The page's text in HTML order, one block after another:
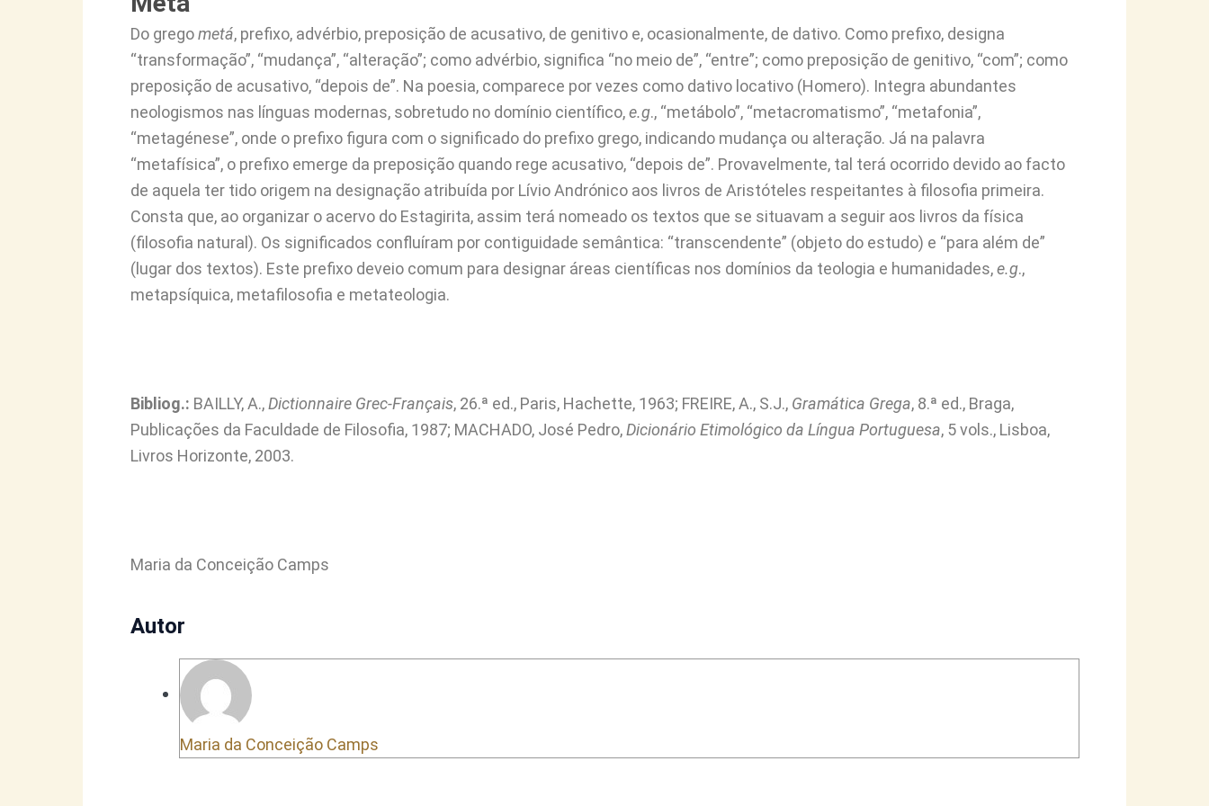
Do gregometá, prefixo, advérbio, preposição de acusativo, de genitivo e, ocasionalmente, de dativo. Como prefixo, designa
“transformação”, “mudança”, “alteração”; como advérbio, significa “no meio de”, “entre”; como preposição de genitivo, “com”; como
preposição de acusativo, “depois de”. Na poesia, comparece por vezes como dativo locativo (Homero). Integra abundantes
neologismos nas línguas modernas, sobretudo no domínio científico,e.g., “metábolo”, “metacromatismo”, “metafonia”,
“metagénese”, onde o prefixo figura com o significado do prefixo grego, indicando mudança ou alteração. Já na palavra
“metafísica”, o prefixo emerge da preposição quando rege acusativo, “depois de”. Provavelmente, tal terá ocorrido devido ao facto
de aquela ter tido origem na designação atribuída por Lívio Andrónico aos livros de Aristóteles respeitantes à filosofia primeira.
Consta que, ao organizar o acervo do Estagirita, assim terá nomeado os textos que se situavam a seguir aos livros da física
(filosofia natural). Os significados confluíram por contiguidade semântica: “transcendente” (objeto do estudo) e “para além de”
(lugar dos textos). Este prefixo deveio comum para designar áreas científicas nos domínios da teologia e humanidades,e.g.,
metapsíquica, metafilosofia e metateologia.
Bibliog.: BAILLY, A.,Dictionnaire Grec-Français, 26.ª ed., Paris, Hachette, 1963; FREIRE, A., S.J., Gramática Grega, 8.ª ed., Braga,
Publicações da Faculdade de Filosofia, 1987; MACHADO, José Pedro,Dicionário Etimológico da Língua Portuguesa, 5 vols., Lisboa,
Livros Horizonte, 2003.
Maria da Conceição Camps
Autor
Maria da Conceição Camps